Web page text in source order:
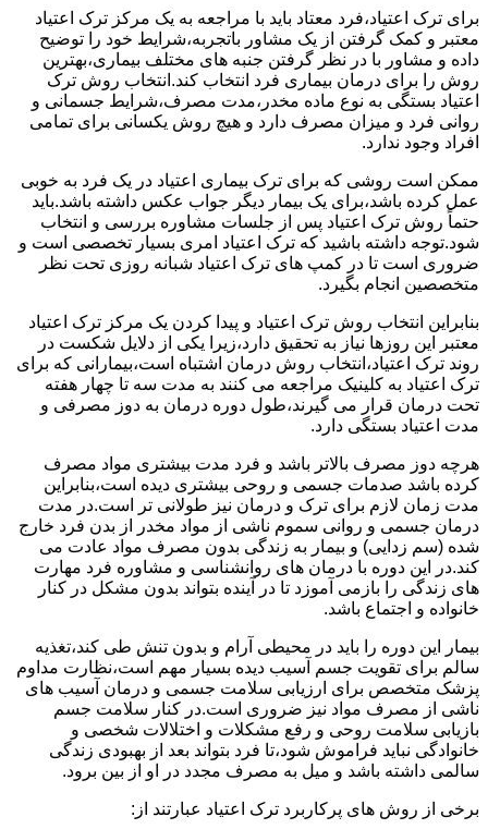
برای ترک اعتیاد،فرد معتاد باید با مراجعه به یک مرکز ترک اعتیاد
معتبر و کمک گرفتن از یک مشاور باتجربه،شرایط خود را توضیح
داده و مشاور با در نظر گرفتن جنبه های مختلف بیماری،بهترین
روش را برای درمان بیماری فرد انتخاب کند.انتخاب روش ترک
اعتیاد بستگی به نوع ماده مخدر،مدت مصرف،شرایط جسمانی و
روانی فرد و میزان مصرف دارد و هیچ روش یکسانی برای تمامی
افراد وجود ندارد.
ممکن است روشی که برای ترک بیماری اعتیاد در یک فرد به خوبی
عمل کرده باشد،برای یک بیمار دیگر جواب عکس داشته باشد.باید
حتماً روش ترک اعتیاد پس از جلسات مشاوره بررسی و انتخاب
شود.توجه داشته باشید که ترک اعتیاد امری بسیار تخصصی است و
ضروری است تا در کمپ های ترک اعتیاد شبانه روزی تحت نظر
متخصصین انجام بگیرد.
بنابراین انتخاب روش ترک اعتیاد و پیدا کردن یک مرکز ترک اعتیاد
معتبر این روزها نیاز به تحقیق دارد،زیرا یکی از دلایل شکست در
روند ترک اعتیاد،انتخاب روش درمان اشتباه است،بیمارانی که برای
ترک اعتیاد به کلینیک مراجعه می کنند به مدت سه تا چهار هفته
تحت درمان قرار می گیرند،طول دوره درمان به دوز مصرفی و
مدت اعتیاد بستگی دارد.
هرچه دوز مصرف بالاتر باشد و فرد مدت بیشتری مواد مصرف
کرده باشد صدمات جسمی و روحی بیشتری دیده است،بنابراین
مدت زمان لازم برای ترک و درمان نیز طولانی تر است.در مدت
درمان جسمی و روانی سموم ناشی از مواد مخدر از بدن فرد خارج
شده (سم زدایی) و بیمار به زندگی بدون مصرف مواد عادت می
کند.در این دوره با درمان های روانشناسی و مشاوره فرد مهارت
های زندگی را بازمی آموزد تا در آینده بتواند بدون مشکل در کنار
خانواده و اجتماع باشد.
بیمار این دوره را باید در محیطی آرام و بدون تنش طی کند،تغذیه
سالم برای تقویت جسم آسیب دیده بسیار مهم است،نظارت مداوم
پزشک متخصص برای ارزیابی سلامت جسمی و درمان آسیب های
ناشی از مصرف مواد نیز ضروری است.در کنار سلامت جسم
بازیابی سلامت روحی و رفع مشکلات و اختلالات شخصی و
خانوادگی نباید فراموش شود،تا فرد بتواند بعد از بهبودی زندگی
سالمی داشته باشد و میل به مصرف مجدد در او از بین برود.
برخی از روش های پرکاربرد ترک اعتیاد عبارتند از: